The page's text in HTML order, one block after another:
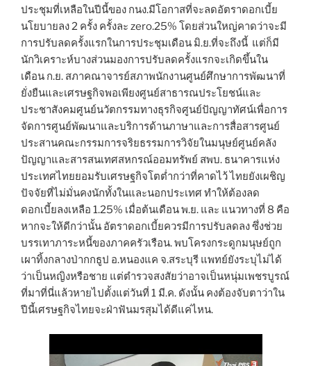
ประชุมที่เหลือในปีนี้ของ กนง.มีโอกาสที่จะลดอัตราดอกเบี้ย
นโยบายลง 2 ครั้ง ครั้งละ zero.25% โดยส่วนใหญ่คาดว่าจะมี
การปรับลดครั้งแรกในการประชุมเดือน มิ.ย.ที่จะถึงนี้ แต่ก็มี
นักวิเคราะห์บางส่วนมองการปรับลดครั้งแรกจะเกิดขึ้นใน
เดือน ก.ย. สภาคณาจารย์สภาพนักงานศูนย์ศึกษาการพัฒนาที่
ยั่งยืนและเศรษฐกิจพอเพียงศูนย์สาธารณประโยชน์และ
ประชาสังคมศูนย์นวัตกรรมทางธุรกิจศูนย์ปัญญาทัศน์เพื่อการ
จัดการศูนย์พัฒนาและบริการด้านภาษาและการสื่อสารศูนย์
ประสานคณะกรรมการจริยธรรมการวิจัยในมนุษย์ศูนย์คลัง
ปัญญาและสารสนเทศสหกรณ์ออมทรัพย์ สพบ. ธนาคารแห่ง
ประเทศไทยยอมรับเศรษฐกิจโตต่ำกว่าที่คาดไว้ ไทยยังเผชิญ
ปัจจัยที่ไม่มั่นคงนักทั้งในและนอกประเทศ ทำให้ต้องลด
ดอกเบี้ยลงเหลือ 1.25% เมื่อต้นเดือน พ.ย. และ แนวทางที่ 8 คือ
หากจะให้ดีกว่านั้น อัตราดอกเบี้ยควรมีการปรับลดลง ซึ่งช่วย
บรรเทาภาระหนี้ของภาคครัวเรือน. พบโครงกระดูกมนุษย์ถูก
เผาทิ้งกลางป่ากกธูป อ.หนองแค จ.สระบุรี แพทย์ยังระบุไม่ได้
ว่าเป็นหญิงหรือชาย แต่ตำรวจสงสัยว่าอาจเป็นหนุ่มเพชรบูรณ์
ที่มาที่นี่แล้วหายไปตั้งแต่วันที่ 1 มี.ค. ดังนั้น คงต้องจับตาว่าใน
ปีนี้เศรษฐกิจไทยจะฝ่าฟันมรสุมได้ดีแค่ไหน.